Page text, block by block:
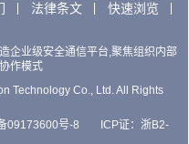
法律条文
快速浏览
企业级安全通信平台,聚焦组织内部
作模式
Technology Co., Ltd. All Rights
09173600号-8
ICP证：浙B2-